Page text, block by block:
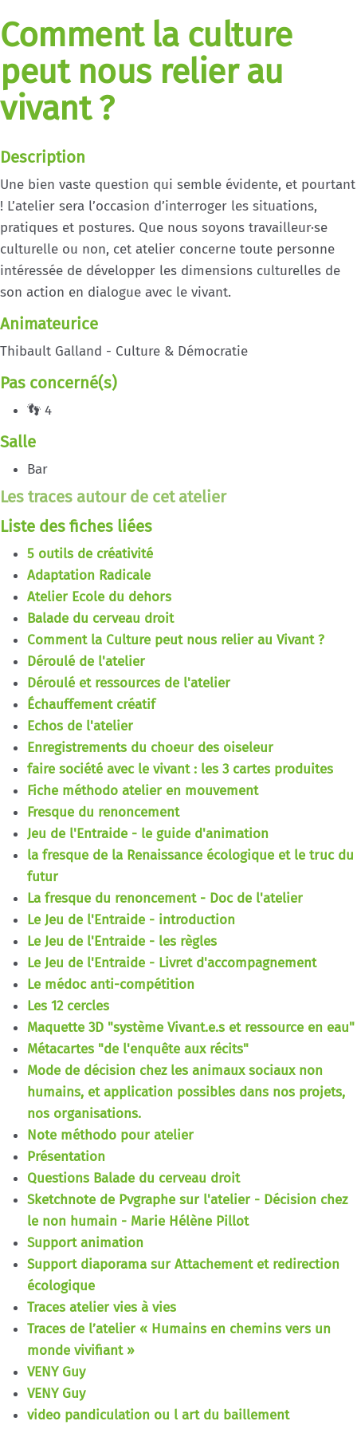
Comment la culture
peut nous relier au
vivant ?
Description
Une bien vaste question qui semble évidente, et pourtant
! L’atelier sera l’occasion d’interroger les situations,
pratiques et postures. Que nous soyons travailleur·se
culturelle ou non, cet atelier concerne toute personne
intéressée de développer les dimensions culturelles de
son action en dialogue avec le vivant.
Animateurice
Thibault Galland - Culture & Démocratie
Pas concerné(s)
👣 4
Salle
Bar
Les traces autour de cet atelier
Liste des fiches liées
5 outils de créativité
Adaptation Radicale
Atelier Ecole du dehors
Balade du cerveau droit
Comment la Culture peut nous relier au Vivant ?
Déroulé de l'atelier
Déroulé et ressources de l'atelier
Échauffement créatif
Echos de l'atelier
Enregistrements du choeur des oiseleur
faire société avec le vivant : les 3 cartes produites
Fiche méthodo atelier en mouvement
Fresque du renoncement
Jeu de l'Entraide - le guide d'animation
la fresque de la Renaissance écologique et le truc du
futur
La fresque du renoncement - Doc de l'atelier
Le Jeu de l'Entraide - introduction
Le Jeu de l'Entraide - les règles
Le Jeu de l'Entraide - Livret d'accompagnement
Le médoc anti-compétition
Les 12 cercles
Maquette 3D "système Vivant.e.s et ressource en eau"
Métacartes "de l'enquête aux récits"
Mode de décision chez les animaux sociaux non
humains, et application possibles dans nos projets,
nos organisations.
Note méthodo pour atelier
Présentation
Questions Balade du cerveau droit
Sketchnote de Pvgraphe sur l'atelier - Décision chez
le non humain - Marie Hélène Pillot
Support animation
Support diaporama sur Attachement et redirection
écologique
Traces atelier vies à vies
Traces de l’atelier « Humains en chemins vers un
monde vivifiant »
VENY Guy
VENY Guy
video pandiculation ou l art du baillement